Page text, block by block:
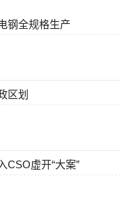
钢全规格生产
区划
CSO虚开“大案”